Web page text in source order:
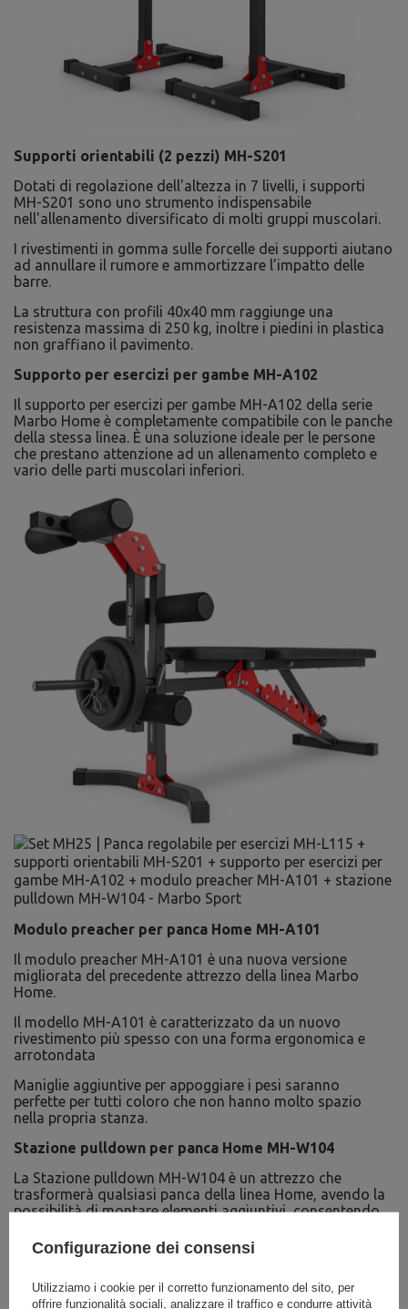
Supporti orientabili (2 pezzi) MH-S201
Dotati di regolazione dell'altezza in 7 livelli, i supporti
MH-S201 sono uno strumento indispensabile
nell'allenamento diversificato di molti gruppi muscolari.
I rivestimenti in gomma sulle forcelle dei supporti aiutano
ad annullare il rumore e ammortizzare l’impatto delle
barre.
La struttura con profili 40x40 mm raggiunge una
resistenza massima di 250 kg, inoltre i piedini in plastica
non graffiano il pavimento.
Supporto per esercizi per gambe MH-A102
Il supporto per esercizi per gambe MH-A102 della serie
Marbo Home è completamente compatibile con le panche
della stessa linea. È una soluzione ideale per le persone
che prestano attenzione ad un allenamento completo e
vario delle parti muscolari inferiori.
Modulo preacher per panca Home MH-A101
Il modulo preacher MH-A101 è una nuova versione
migliorata del precedente attrezzo della linea Marbo
Home.
Il modello MH-A101 è caratterizzato da un nuovo
rivestimento più spesso con una forma ergonomica e
arrotondata
Maniglie aggiuntive per appoggiare i pesi saranno
perfette per tutti coloro che non hanno molto spazio
nella propria stanza.
Stazione pulldown per panca Home MH-W104
La Stazione pulldown MH-W104 è un attrezzo che
trasformerà qualsiasi panca della linea Home, avendo la
possibilità di montare elementi aggiuntivi, consentendo
Configurazione dei consensi
Utilizziamo i cookie per il corretto funzionamento del sito, per
offrire funzionalità sociali, analizzare il traffico e condurre attività